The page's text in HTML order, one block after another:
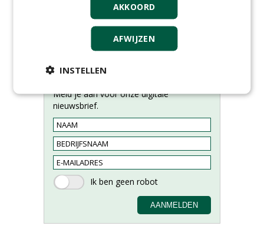
Meld je aan voor onze digitale
nieuwsbrief.
AKKOORD
AFWIJZEN
INSTELLEN